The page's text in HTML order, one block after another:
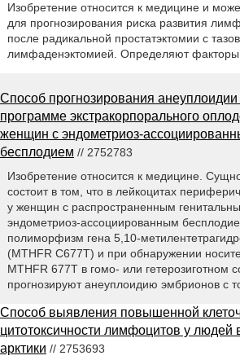
Изобретение относится к медицине и
для прогнозирования риска развития
после радикальной простатэктомии с
лимфаденэктомией. Определяют факторы
Способ прогнозирования
программе экстракорпорального
женщин с эндометриоз-
бесплодием // 2752783
Изобретение относится к медицине.
состоит в том, что в лейкоцитах
у женщин с распространенным
эндометриоз-ассоциированным
полиморфизм гена 5,10-
(MTHFR C677T) и при обнаружении
MTHFR 677Т в гомо- или гетерозиготном
прогнозируют анеуплоидию эмбрионов с
Способ выявления повышенной
цитотоксичности лимфоцитов у людей
арктики // 2753693